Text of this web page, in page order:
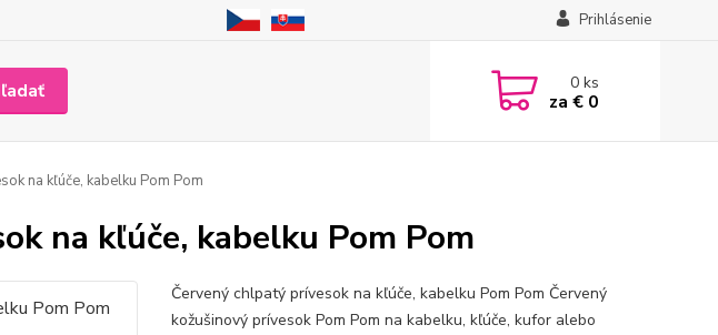
Prihlásenie
0ks
za € 0
na kľúče, kabelku Pom Pom
na kľúče, kabelku Pom Pom
Červený chlpatý prívesok na kľúče, kabelku Pom Pom Červený
kožušinový prívesok Pom Pom na kabelku, kľúče, kufor alebo